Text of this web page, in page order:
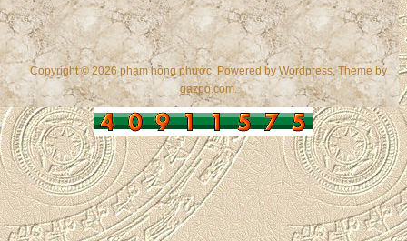
Copyright © 2026 phạm hồng phước. Powered byWordpress, Theme by
gazpo.com.